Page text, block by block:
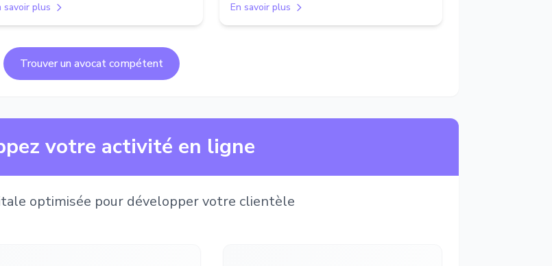
savoir plus
En savoir plus
Trouver un avocat compétent
votre activité en ligne
optimisée pour développer votre clientèle